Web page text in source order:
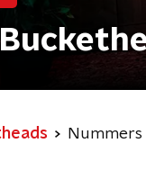
Nummers